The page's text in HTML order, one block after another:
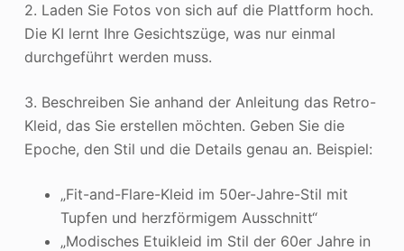
2. Laden Sie Fotos von sich auf die Plattform hoch.
Die KI lernt Ihre Gesichtszüge, was nur einmal
durchgeführt werden muss.
3. Beschreiben Sie anhand der Anleitung das Retro-
Kleid, das Sie erstellen möchten. Geben Sie die
Epoche, den Stil und die Details genau an. Beispiel:
„Fit-and-Flare-Kleid im 50er-Jahre-Stil mit
Tupfen und herzförmigem Ausschnitt“
„Modisches Etuikleid im Stil der 60er Jahre in